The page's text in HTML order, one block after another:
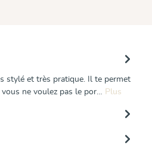
stylé et très pratique. Il te permet
ne voulez pas le por… Plus